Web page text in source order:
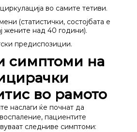
во самите тетиви.
(статистички, состојбата е
жените над 40 години).
предиспозиции.
симптоми на
во рамото
наслаги ќе почнат да
пациентите
следниве симптоми: